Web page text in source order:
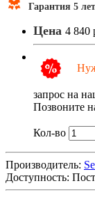
Гарантия 5
Цена 4 840
запрос на
Позвоните
Кол-во
Производитель:
Доступность: